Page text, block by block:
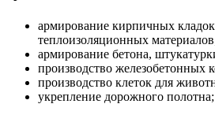
армирование кирпичных
теплоизоляционных
армирование бетона,
производство железобетонных
производство клеток для
укрепление дорожного полотна;